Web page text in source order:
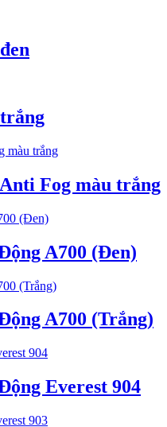
Fog màu trắng
A700 (Đen)
A700 (Trắng)
Everest 904